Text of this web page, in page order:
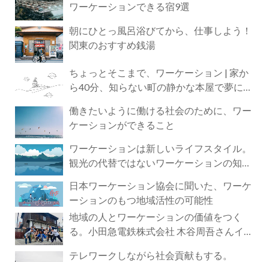
ワーケーションできる宿9選
朝にひとっ風呂浴びてから、仕事しよう！
関東のおすすめ銭湯
ちょっとそこまで、ワーケーション | 家か
ら40分、知らない町の静かな本屋で夢に近
働きたいように働ける社会のために、ワー
ケーションができること
ワーケーションは新しいライフスタイル。
観光の代替ではないワーケーションの知ら
日本ワーケーション協会に聞いた、ワーケ
ーションのもつ地域活性の可能性
地域の人とワーケーションの価値をつく
る。小田急電鉄株式会社 木谷周吾さんイン
テレワークしながら社会貢献もする。